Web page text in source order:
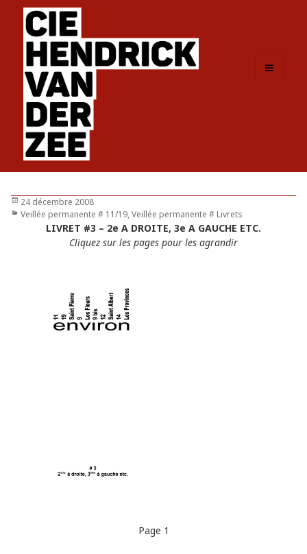
Publié
le
24 décembre 2008
Catégories
Veillée permanente # 11/19,Veillée permanente # Livrets
LIVRET #3 – 2e A DROITE, 3e A GAUCHE ETC.
Cliquez sur les pages pour les agrandir
Page 1